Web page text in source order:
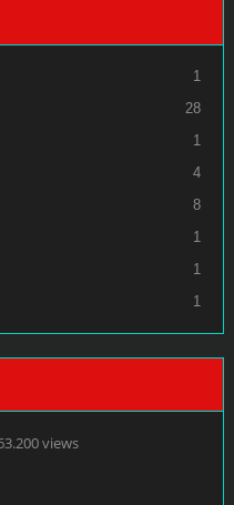
1
28
1
4
8
1
1
1
views